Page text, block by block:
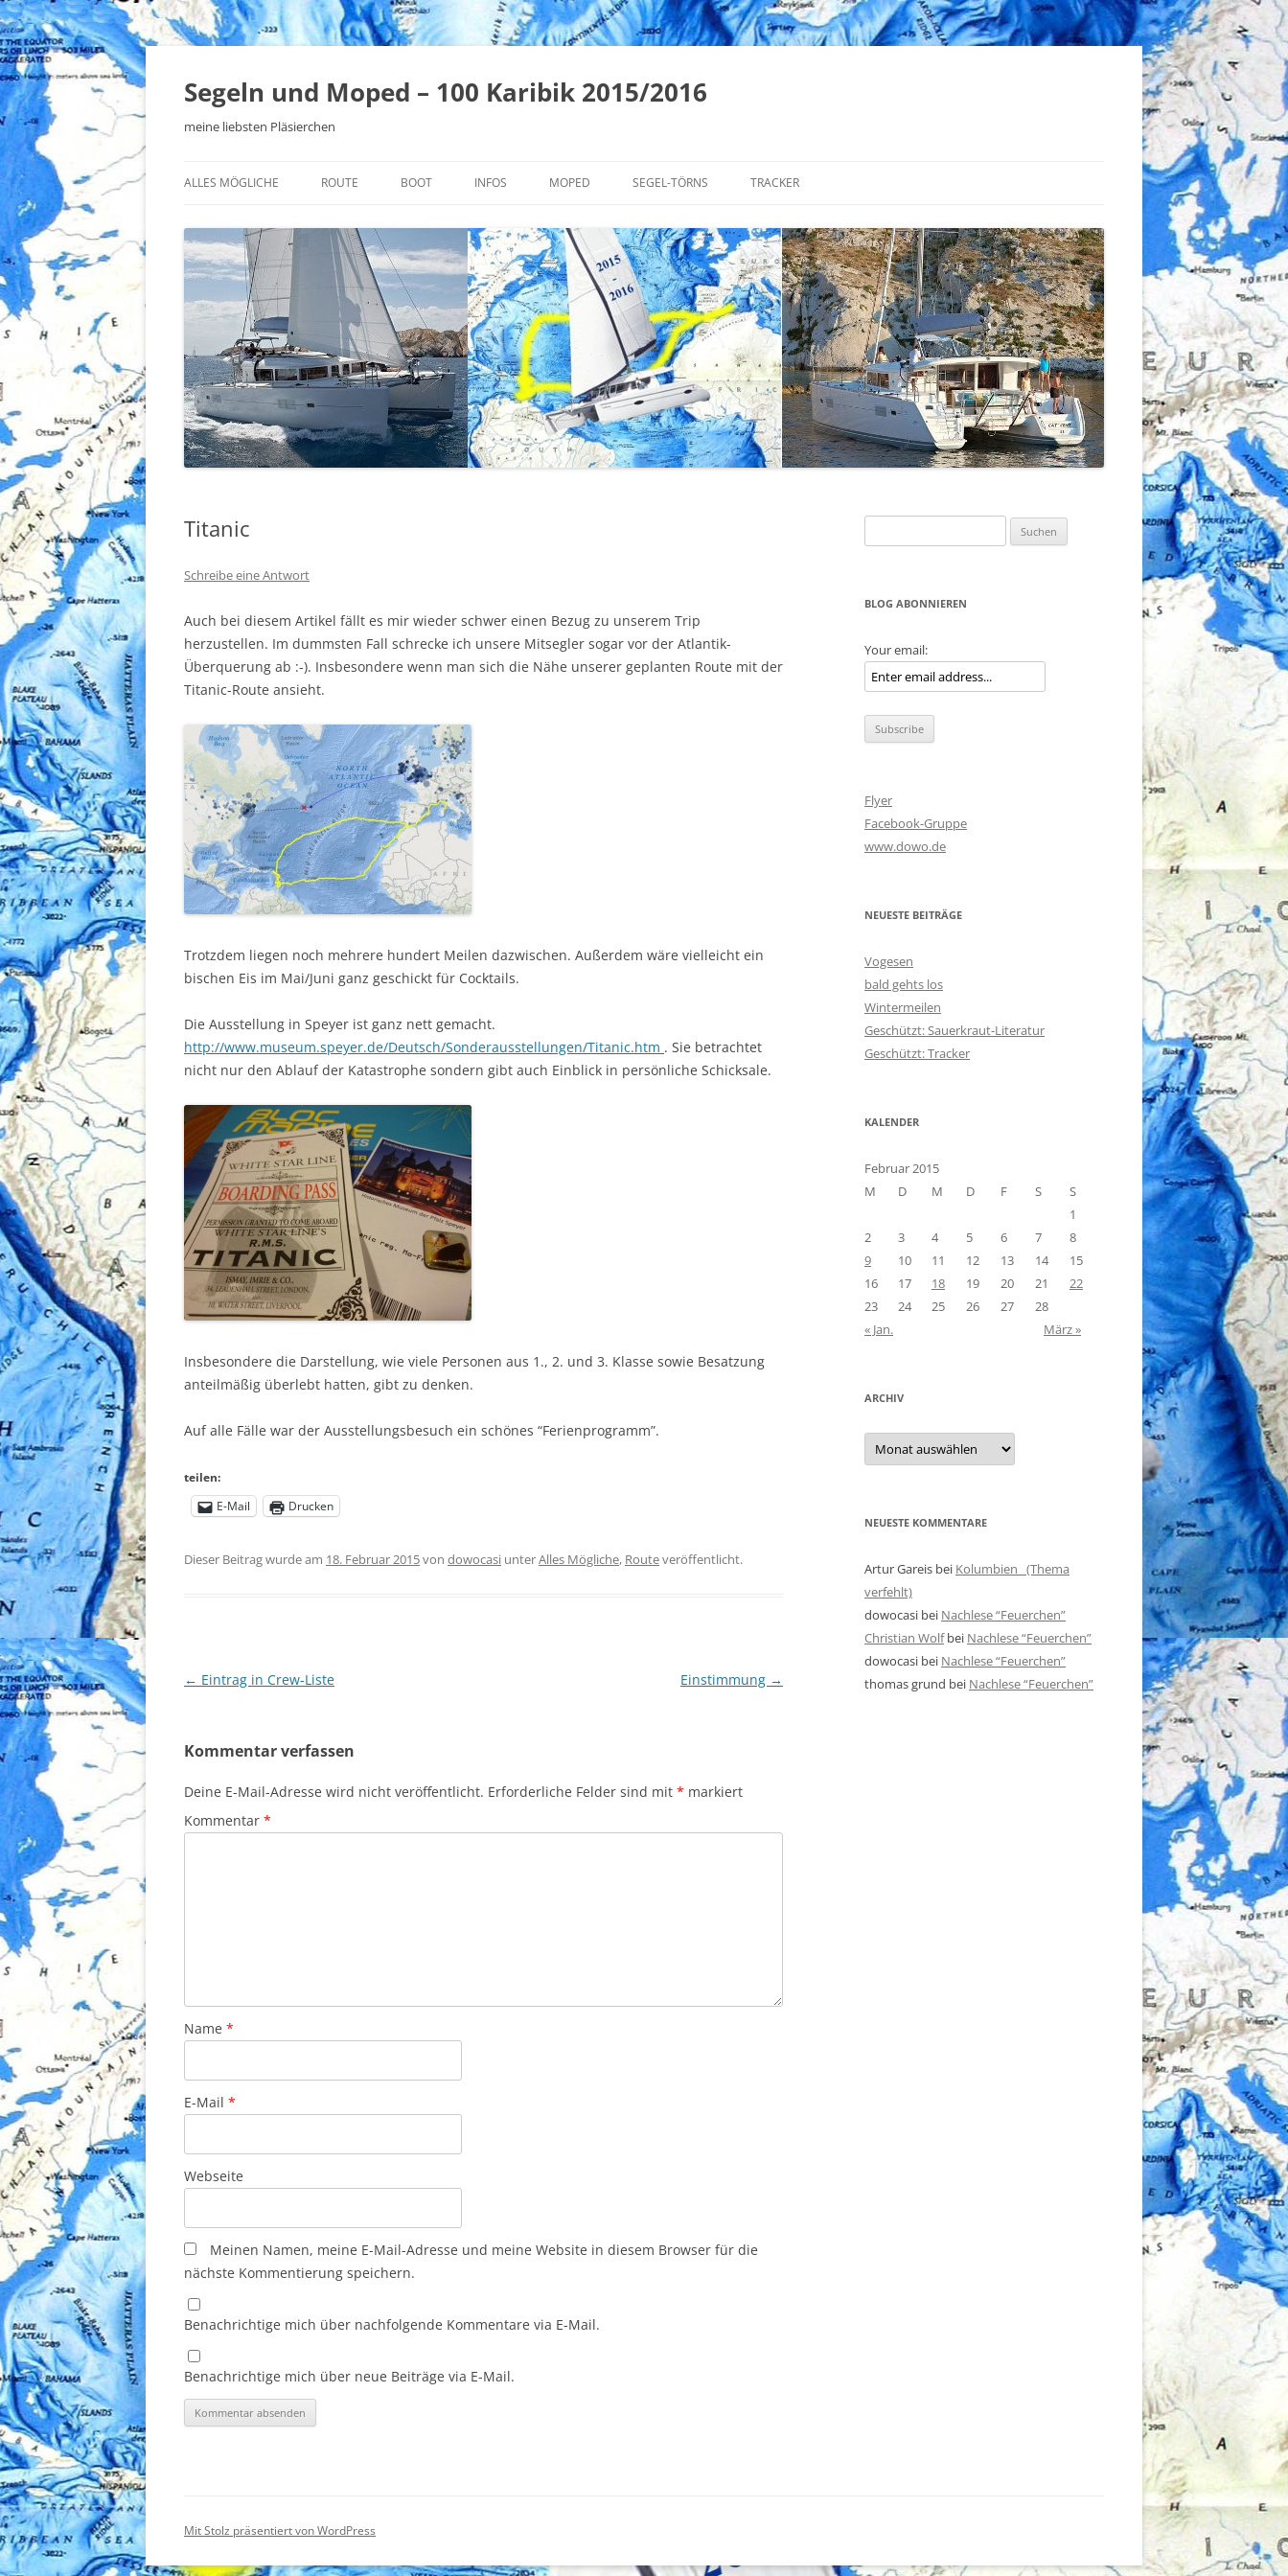
Zum
Segeln und Moped – 100 Karibik 2015/2016
meine liebsten Pläsierchen
ALLES MÖGLICHE ROUTE BOOT INFOS MOPED SEGEL-TÖRNS TRACKER
Titanic
Schreibe eine Antwort
Auch bei diesem Artikel fällt es mir wieder schwer einen Bezug zu unserem Trip
herzustellen. Im dummsten Fall schrecke ich unsere Mitsegler sogar vor der Atlantik-
Überquerung ab :-). Insbesondere wenn man sich die Nähe unserer geplanten Route mit der
Titanic-Route ansieht.
Trotzdem liegen noch mehrere hundert Meilen dazwischen. Außerdem wäre vielleicht ein
bischen Eis im Mai/Juni ganz geschickt für Cocktails.
Die Ausstellung in Speyer ist ganz nett gemacht.
http://www.museum.speyer.de/Deutsch/Sonderausstellungen/Titanic.htm . Sie betrachtet
nicht nur den Ablauf der Katastrophe sondern gibt auch Einblick in persönliche Schicksale.
Insbesondere die Darstellung, wie viele Personen aus 1., 2. und 3. Klasse sowie Besatzung
anteilmäßig überlebt hatten, gibt zu denken.
Auf alle Fälle war der Ausstellungsbesuch ein schönes “Ferienprogramm”.
teilen:
E-Mail
Drucken
Dieser Beitrag wurde am 18. Februar 2015von dowocasi unterAlles Mögliche, Routeveröffentlicht.
Beitragsnavigation
← Eintrag in Crew-Liste Einstimmung →
Kommentar verfassen
Deine E-Mail-Adresse wird nicht veröffentlicht. Erforderliche Felder sind mit * markiert
Kommentar *
Name *
E-Mail *
Webseite
Meinen Namen, meine E-Mail-Adresse und meine Website in diesem Browser für die
nächste Kommentierung speichern.
Benachrichtige mich über nachfolgende Kommentare via E-Mail.
Benachrichtige mich über neue Beiträge via E-Mail.
nach:
BLOG ABONNIEREN
Your email:
Flyer
Facebook-Gruppe
www.dowo.de
NEUESTE BEITRÄGE
Vogesen
bald gehts los
Wintermeilen
Geschützt: Sauerkraut-Literatur
Geschützt: Tracker
KALENDER
Februar 2015
M
D M D F S
S
1
2
3 4 5 6 7
8
9
10 11 12 13 14
15
16
17 18 19 20 21
22
23
24 25 26 27
28
« Jan.
März »
ARCHIV
Archiv
NEUESTE KOMMENTARE
Artur Gareis bei Kolumbien (Thema
verfehlt)
dowocasi bei Nachlese “Feuerchen”
Christian Wolfbei Nachlese “Feuerchen”
dowocasi bei Nachlese “Feuerchen”
thomas grund bei Nachlese “Feuerchen”
Mit Stolz präsentiert von WordPress